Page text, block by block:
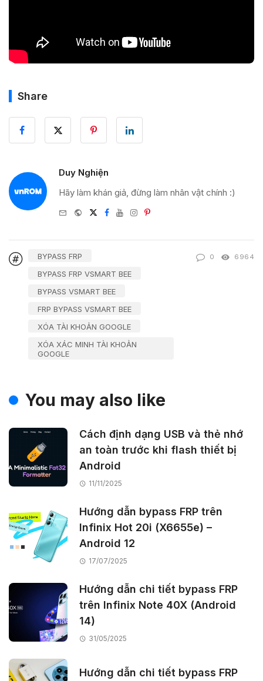
Share
Duy Nghiện
Hãy làm khán giả, đừng làm nhân vật chính :)
e-
WebsiteTwitter
Facebook
YoutubeInstagram
Pinterest
BYPASS FRP
BYPASS FRP VSMART BEE
BYPASS VSMART BEE
FRP BYPASS VSMART BEE
XÓA TÀI KHOẢN GOOGLE
XÓA XÁC MINH TÀI KHOẢN
GOOGLE
0 6964
You may also like
Cách định dạng USB và thẻ nhớ
an toàn trước khi flash thiết bị
Android
11/11/2025
Hướng dẫn bypass FRP trên
Infinix Hot 20i (X6655e) –
Android 12
17/07/2025
Hướng dẫn chi tiết bypass FRP
trên Infinix Note 40X (Android
14)
31/05/2025
Hướng dẫn chi tiết bypass FRP